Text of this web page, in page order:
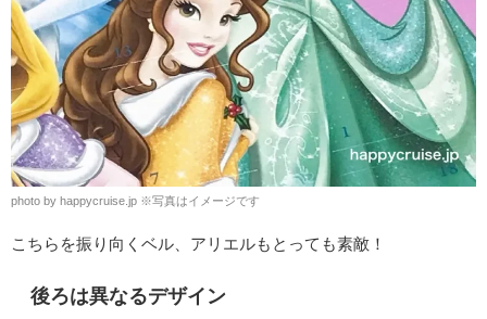
photo by happycruise.jp ※写真はイメージです
こちらを振り向くベル、アリエルもとっても素敵！
後ろは異なるデザイン